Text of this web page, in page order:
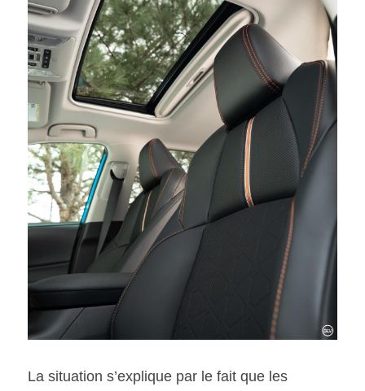
La situation s’explique par le fait que les